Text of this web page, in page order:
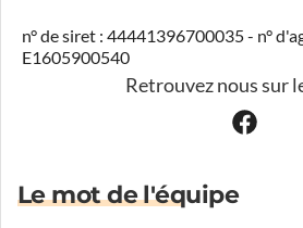
n° de siret : 44441396700035 - n°
E1605900540
Retrouvez nous sur
Le mot de l'équipe